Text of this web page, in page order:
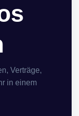
Verträge,
in einem